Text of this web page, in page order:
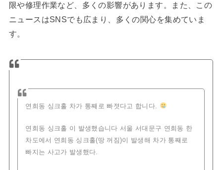
限や修理作業など、多くの影響があります。また、この
ニュースはSNSでも広まり、多くの関心を集めていま
す。
연희동 싱크홀 차가 통째로 빠졋다고 합니다.
연희동 싱크홀 이 발생했습니다 서울 서대문구 연희동 한
차도에서 연희동 싱크홀(땅 꺼짐)이 발생해 차가 통째로
빠지는 사고가 발생했다.